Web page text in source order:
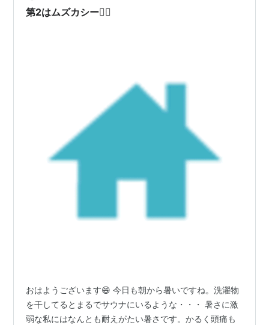
す🙏💕 ランキング参加中雑談・日記を書きたい人のグル
第2はムズカシー😵‍💫
おはようございます😄 今日も朝から暑いですね。洗濯物
を干してるとまるでサウナにいるような・・・ 暑さに激
弱な私にはなんとも耐えがたい暑さです。かるく頭痛も